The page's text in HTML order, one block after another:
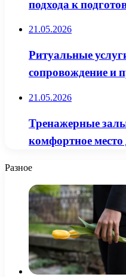
подхода к
21.05.2026
Ритуальные
сопровождение и
21.05.2026
Тренажерные
комфортное
Разное